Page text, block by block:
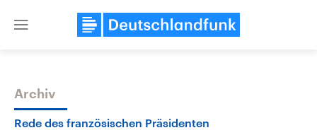
Close
Themen
Archiv
Rede des französischen Präsidenten